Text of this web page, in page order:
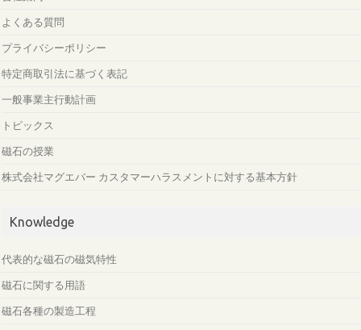
よくある質問
プライバシーポリシー
特定商取引法に基づく表記
一般事業主行動計画
トピックス
磁石の授業
株式会社マグエバー カスタマーハラスメントに対する基本方針
Knowledge
代表的な磁石の磁気特性
磁石に関する用語
磁石各種の製造工程